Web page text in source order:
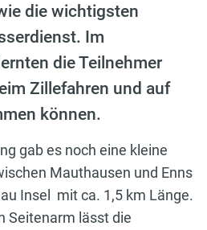
die wichtigsten
Im
die Teilnehmer
Zillefahren und auf
können.
gab es noch eine kleine
Mauthausen und Enns
Insel mit ca. 1,5 km Länge.
Seitenarm lässt die